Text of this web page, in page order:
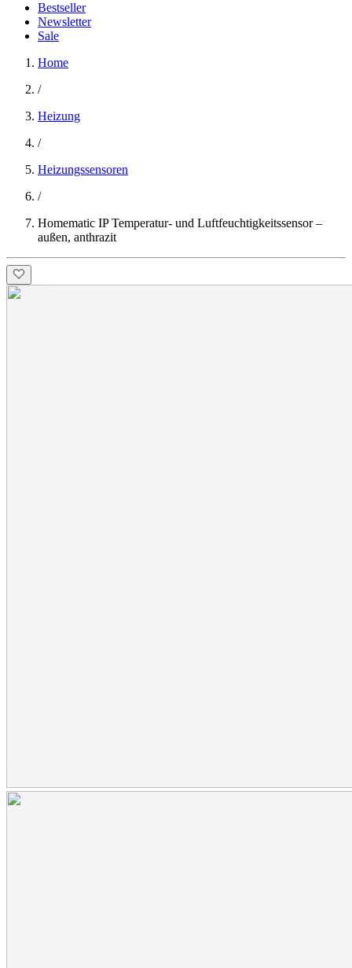
Bestseller
Newsletter
Sale
Home
/
Heizung
/
Heizungssensoren
/
Homematic IP Temperatur- und Luftfeuchtigkeitssensor –
außen, anthrazit